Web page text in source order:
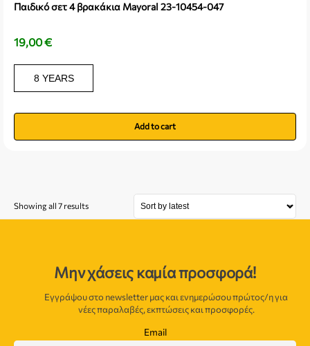
Παιδικό σετ 4 βρακάκια Mayoral 23-10454-047
19,00€
8 YEARS
Add to cart
Showing all 7 results
Μην χάσεις καμία προσφορά!
Εγγράψου στο newsletter μας και ενημερώσου πρώτος/η για
νέες παραλαβές, εκπτώσεις και προσφορές.
Email